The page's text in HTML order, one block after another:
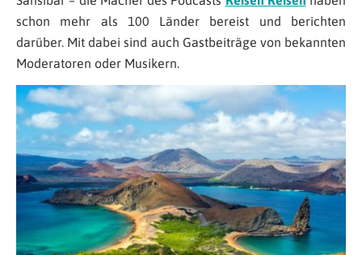
schon mehr als 100 Länder bereist und berichten
darüber. Mit dabei sind auch Gastbeiträge von bekannten
Moderatoren oder Musikern.